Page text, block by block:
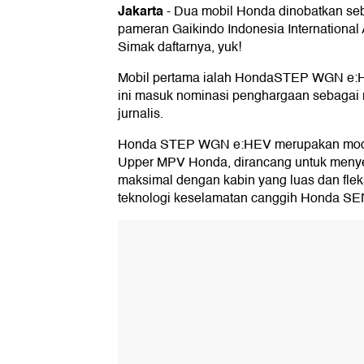
Jakarta-Dua mobil Honda dinobatkan
pameran Gaikindo Indonesia
Simak daftarnya, yuk!
Mobil pertama ialah HondaSTEP WGN
ini masuk nominasi penghargaan
jurnalis.
Honda STEP WGN e:HEV merupakan
Upper MPV Honda, dirancang untuk
maksimal dengan kabin yang luas dan
teknologi keselamatan canggih Honda